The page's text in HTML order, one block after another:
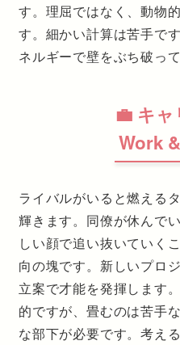
す。理屈ではなく、動物
す。細かい計算は苦手で
ネルギーで壁をぶち破っ
💼 キ
Work
ライバルがいると燃える
輝きます。同僚が休んで
しい顔で追い抜いていく
向の塊です。新しいプロ
立案で才能を発揮します
的ですが、畳むのは苦手
な部下が必要です。考え